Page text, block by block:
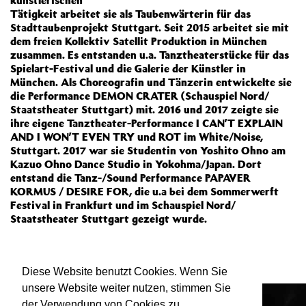
Diese Website benutzt Cookies. Wenn Sie
unsere Website weiter nutzen, stimmen Sie
Tätigkeit arbeitet sie als Taubenwärterin für das
Stadttaubenprojekt Stuttgart. Seit 2015 arbeitet sie mit
dem freien Kollektiv Satellit Produktion in München
zusammen. Es entstanden u.a. Tanztheaterstücke für das
Spielart-Festival und die Galerie der Künstler in
München. Als Choreografin und Tänzerin entwickelte sie
die Performance DEMON CRATER (Schauspiel Nord/
Staatstheater Stuttgart) mit. 2016 und 2017 zeigte sie
ihre eigene Tanztheater-Performance I CAN’T EXPLAIN
AND I WON’T EVEN TRY und ROT im White/Noise,
Stuttgart. 2017 war sie Studentin von Yoshito Ohno am
Kazuo Ohno Dance Studio in Yokohma/Japan. Dort
entstand die Tanz-/Sound Performance PAPAVER
KORMUS / DESIRE FOR, die u.a bei dem Sommerwerft
Festival in Frankfurt und im Schauspiel Nord/
Staatstheater Stuttgart gezeigt wurde.
Mitgewirkt bei:TAUBEN